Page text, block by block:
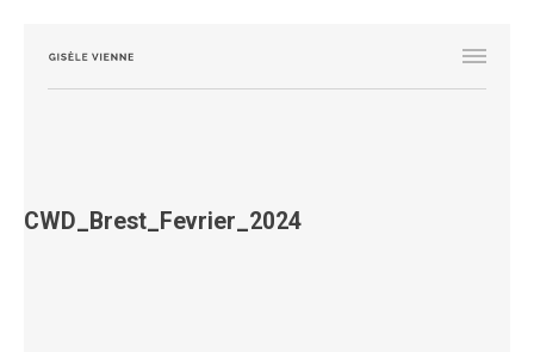
CWD_Brest_Fevrier_2024